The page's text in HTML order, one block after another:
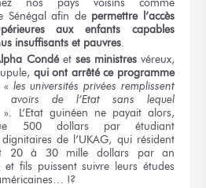
Sénégalafin de permettrel’accès
aux enfants capables
insuffisantset pauvres.
Condé et ses ministresvéreux,
qui ont arrêtéce programme
« les universités privées remplissent
avoirs de l’Etat
sans lequel
». L’Etat guinéen ne payaitalors,
500 dollars
par étudiant
dignitairesde l’UKAG, qui résident
20 à 30 mille dollars par an
et fils puissent suivre leurs études
!?